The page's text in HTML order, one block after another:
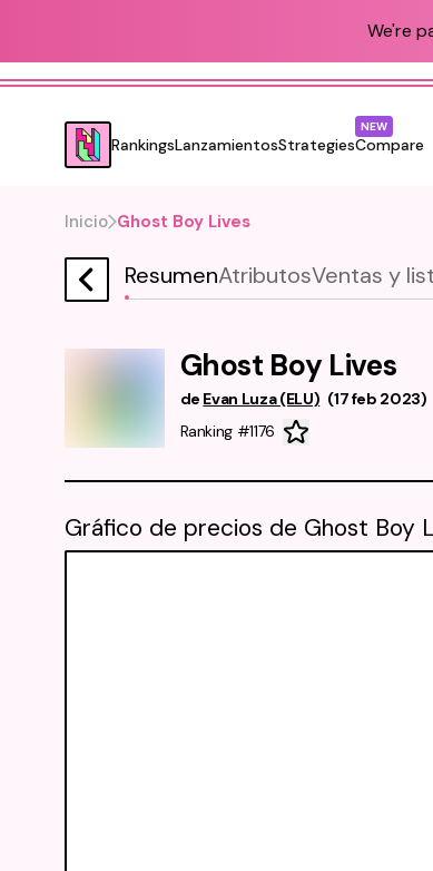
We're
RankingsLanzamientosStrategiesCompare
NEW
Inicio Ghost Boy Lives
ResumenAtributosVentas y
Ghost Boy Lives
de Evan Luza (ELU) (17 feb 2023)
Ranking #1176
Gráfico de precios de Ghost Boy